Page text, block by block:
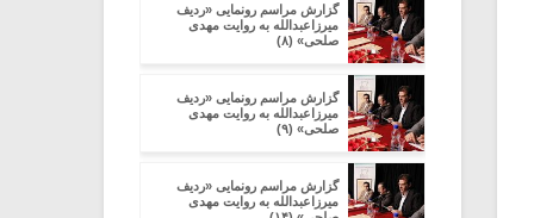
گزارش مراسم رونمایی «ردیف
میرزاعبدالله به روایت مهدی
صلحی» (۸)
گزارش مراسم رونمایی «ردیف
میرزاعبدالله به روایت مهدی
صلحی» (۹)
گزارش مراسم رونمایی «ردیف
میرزاعبدالله به روایت مهدی